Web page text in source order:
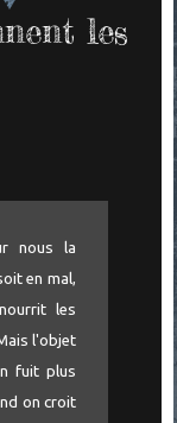
les
nous la
en mal,
les
l'objet
fuit plus
on croit